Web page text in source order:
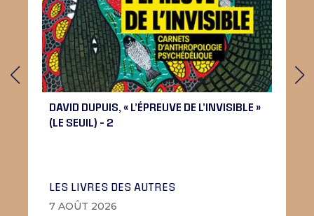
DAVID DUPUIS, « L’ÉPREUVE DE L’INVISIBLE »
(LE SEUIL) – 2
LES LIVRES DES AUTRES
7 AOÛT 2026